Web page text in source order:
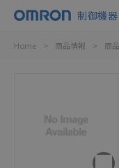
制御機器
Home > 商品情報 > 商